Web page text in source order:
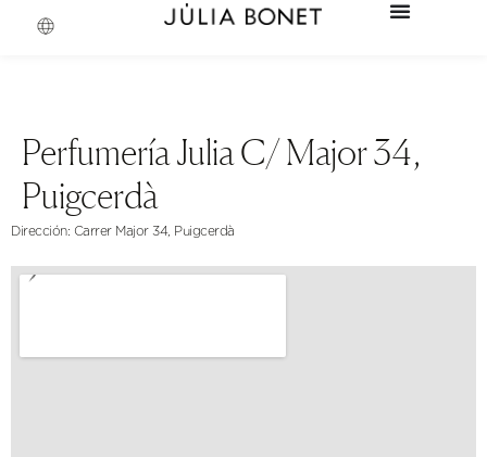
Perfumería Julia C/ Major 34,
Puigcerdà
Dirección: Carrer Major 34, Puigcerdà